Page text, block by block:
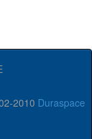
2010 Duraspace